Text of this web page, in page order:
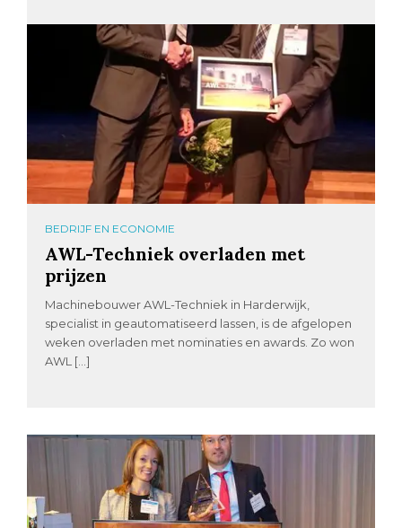
BEDRIJF EN ECONOMIE
AWL-Techniek overladen met
prijzen
Machinebouwer AWL-Techniek in Harderwijk,
specialist in geautomatiseerd lassen, is de afgelopen
weken overladen met nominaties en awards. Zo won
AWL […]